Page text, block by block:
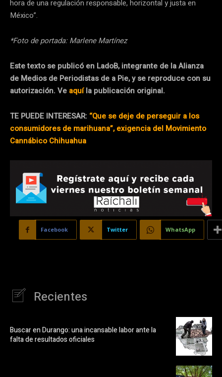
hora de una regulación responsable, horizontal y justa en
México”.
*Foto de portada: Marlene Martínez
Este texto se publicó en LadoB, integrante de la Alianza
de Medios de Periodistas de a Pie, y se reproduce con su
autorización. Ve aquíla publicación original.
TE PUEDE INTERESAR: “Que se deje de perseguir a los
consumidores de marihuana”, exigencia del Movimiento
Cannábico Chihuahua
Facebook Twitter WhatsApp
Recientes
Buscar en Durango: una incansable labor ante la
falta de resultados oficiales